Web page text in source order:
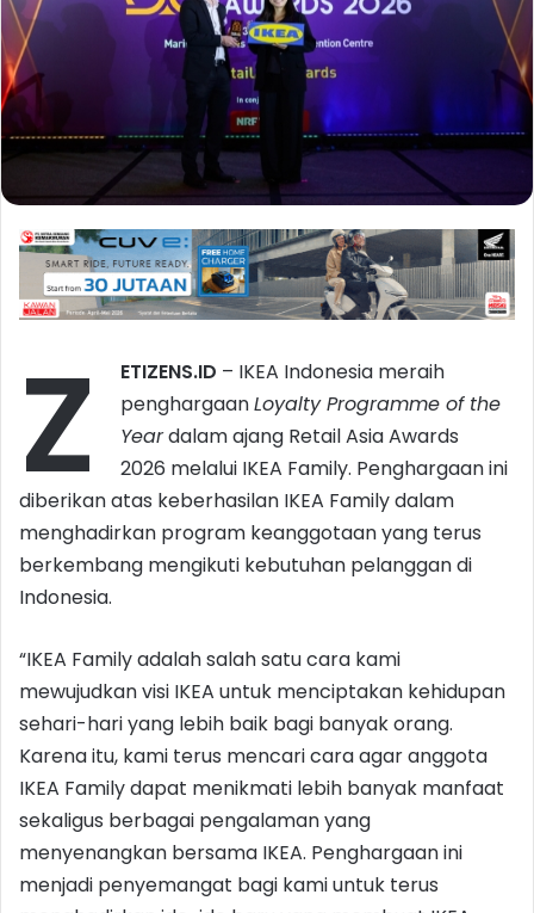
Z ETIZENS.ID – IKEA Indonesia meraih
penghargaanLoyalty Programme of the
Yeardalam ajang Retail Asia Awards
2026 melalui IKEA Family. Penghargaan ini
diberikan atas keberhasilan IKEA Family dalam
menghadirkan program keanggotaan yang terus
berkembang mengikuti kebutuhan pelanggan di
Indonesia.
“IKEA Family adalah salah satu cara kami
mewujudkan visi IKEA untuk menciptakan kehidupan
sehari-hari yang lebih baik bagi banyak orang.
Karena itu, kami terus mencari cara agar anggota
IKEA Family dapat menikmati lebih banyak manfaat
sekaligus berbagai pengalaman yang
menyenangkan bersama IKEA. Penghargaan ini
menjadi penyemangat bagi kami untuk terus